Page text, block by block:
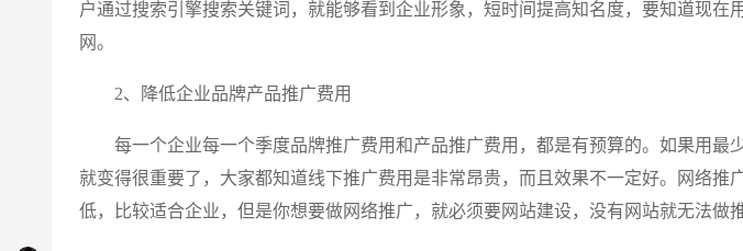
户通过搜索引擎搜索关键词，就能够看到企业形象，短时间提高知名度，要知道现在
网。
2、降低企业品牌产品推广费用
每一个企业每一个季度品牌推广费用和产品推广费用，都是有预算的。如果用最
就变得很重要了，大家都知道线下推广费用是非常昂贵，而且效果不一定好。网络推
低，比较适合企业，但是你想要做网络推广，就必须要网站建设，没有网站就无法做推